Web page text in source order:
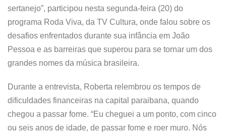
sertanejo”, participou nesta segunda-feira (20) do
programa Roda Viva, da TV Cultura, onde falou sobre os
desafios enfrentados durante sua infância em João
Pessoa e as barreiras que superou para se tornar um dos
grandes nomes da música brasileira.
Durante a entrevista, Roberta relembrou os tempos de
dificuldades financeiras na capital paraibana, quando
chegou a passar fome. “Eu cheguei a um ponto, com cinco
ou seis anos de idade, de passar fome e roer muro. Nós